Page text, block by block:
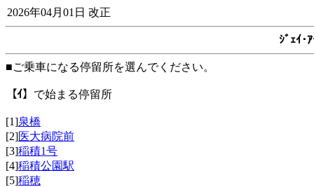
2026年04月01日 改正
ｼﾞｪｲ･
■ご乗車になる停留所を選んでください。
【ｲ】 で始まる停留所
[1]泉橋
[2]医大病院前
[3]稲積1号
[4]稲積公園駅
[5]稲穂